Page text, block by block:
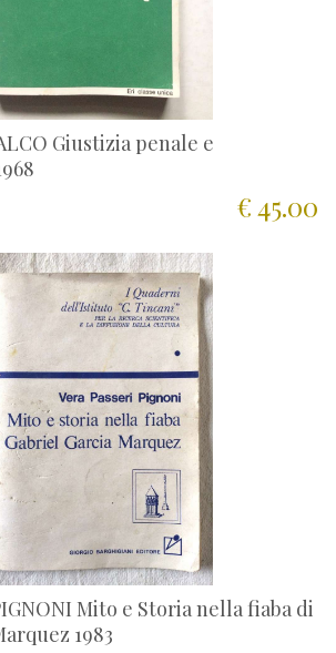
Giustizia penale e
€ 45.00
Mito e Storia nella fiaba di
1983